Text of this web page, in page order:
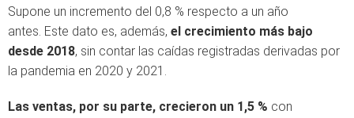
Supone un incremento del 0,8 % respecto a un año
antes. Este dato es, además, el crecimiento más bajo
desde 2018, sin contar las caídas registradas derivadas por
la pandemia en 2020 y 2021.
Las ventas, por su parte, crecieron un 1,5 % con